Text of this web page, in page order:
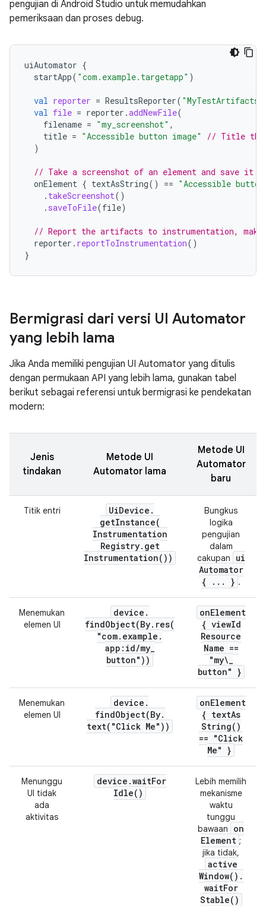
pengujian di Android Studio untuk memudahkan
pemeriksaan dan proses debug.
uiAutomator {
startApp( "com.example.targetapp" )
val reporter = ResultsReporter( "MyTestArtifacts"
val file = reporter .addNewFile(
filename = "my_screenshot" ,
title = "Accessible button image"
// Title that
)
// Take a screenshot of an element and save it
onElement { textAsString() == "Accessible
. takeScreenshot()
. saveToFile(file)
// Report the artifacts to instrumentation,
reporter . reportToInstrumentation()
}
Bermigrasi dari versi UI Automator
yang lebih lama
Jika Anda memiliki pengujian UI Automator yang ditulis
dengan permukaan API yang lebih lama, gunakan tabel
berikut sebagai referensi untuk bermigrasi ke pendekatan
modern:
Jenis
tindakan
Metode UI
Automator lama
Metode UI
Automator
baru
Titik entri UiDevice .
getInstance(
Instrumentation
Registry. get
Instrumentation( ))
Bungkus
logika
pengujian
dalam
cakupan
ui
Automator
{
. . . } .
Menemukan
elemen UI
device .
findObject(By. res(
"com. example .
app:id/my_
button"))
onElement
{ viewId
Resource
Name ==
"my\_
button" }
Menemukan
elemen UI
device .
findObject(By.
text( "Click Me"))
onElement
{ textAs
String( )
== "Click
Me" }
Menunggu
UI tidak
ada
aktivitas
device .waitFor
Idle( )
Lebih memilih
mekanisme
waktu
tunggu
bawaan
on
Element ;
jika tidak,
active
Window( ) .
waitFor
Stable( )